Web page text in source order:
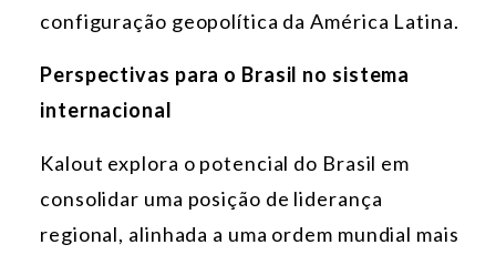
configuração geopolítica da América Latina.
Perspectivas para o Brasil no sistema
internacional
Kalout explora o potencial do Brasil em
consolidar uma posição de liderança
regional, alinhada a uma ordem mundial mais